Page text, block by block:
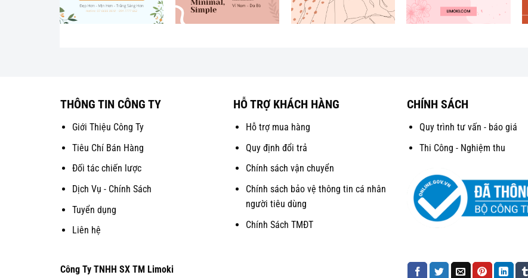
THÔNG TIN CÔNG TY
Giới Thiệu Công Ty
Tiêu Chí Bán Hàng
Đối tác chiến lược
Dịch Vụ - Chính Sách
Tuyển dụng
Liên hệ
HỖ TRỢ KHÁCH HÀNG
Hỗ trợ mua hàng
Quy định đổi trả
Chính sách vận chuyển
Chính sách bảo vệ thông tin cá nhân
người tiêu dùng
Chính Sách TMĐT
CHÍNH SÁCH
Quy trình tư vấn - báo giá
Thi Công - Nghiệm thu
Công Ty TNHH SX TM Limoki